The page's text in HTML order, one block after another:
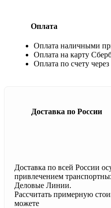
Оплата
Оплата наличными
Оплата на карту
Оплата по счету
Доставка по России
Доставка по всей России
привлечением
Деловые Линии.
Рассчитать примерную
можете